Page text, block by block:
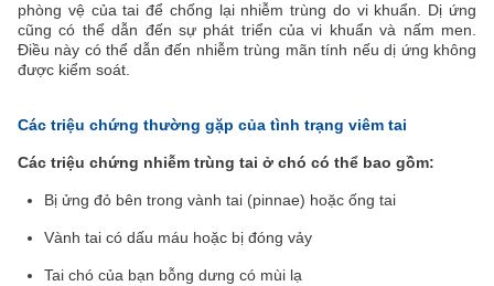
phòng vệ của tai để chống lại nhiễm trùng do vi khuẩn. Dị ứng
cũng có thể dẫn đến sự phát triển của vi khuẩn và nấm men.
Điều này có thể dẫn đến nhiễm trùng mãn tính nếu dị ứng không
được kiểm soát.
Các triệu chứng thường gặp của tình trạng viêm tai
Các triệu chứng nhiễm trùng tai ở chó có thể bao gồm:
Bị ửng đỏ bên trong vành tai (pinnae) hoặc ống tai
Vành tai có dấu máu hoặc bị đóng vảy
Tai chó của bạn bỗng dưng có mùi lạ